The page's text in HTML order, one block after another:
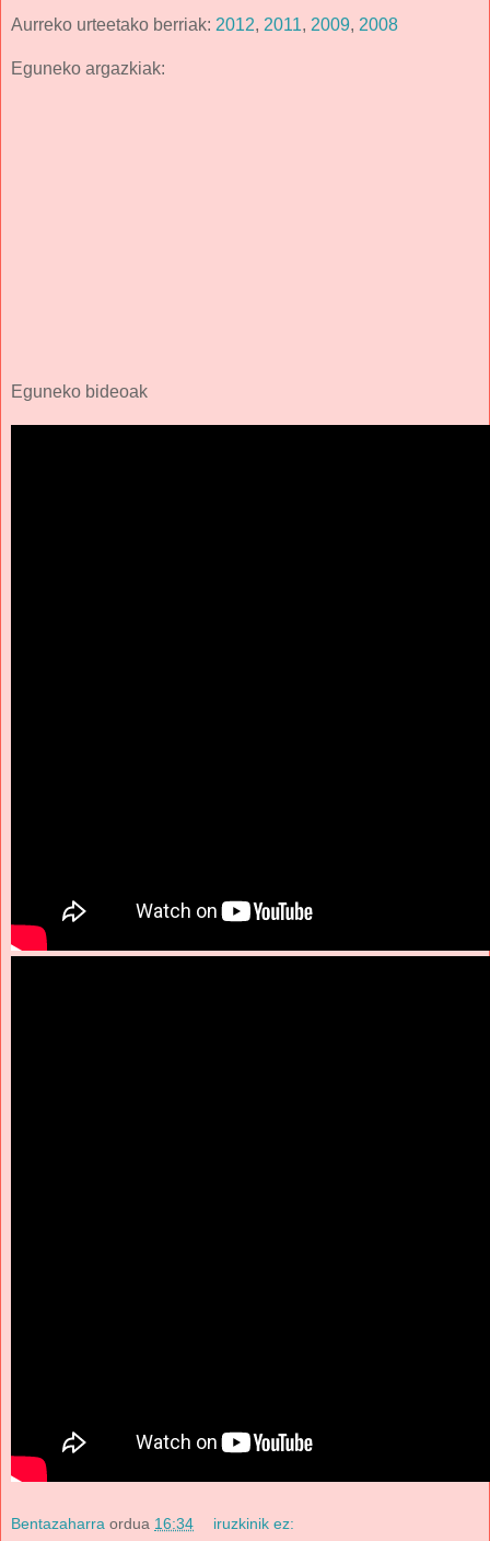
Aurreko urteetako berriak: 2012, 2011, 2009, 2008
Eguneko argazkiak:
Eguneko bideoak
Bentazaharra ordua 16:34 iruzkinik ez: